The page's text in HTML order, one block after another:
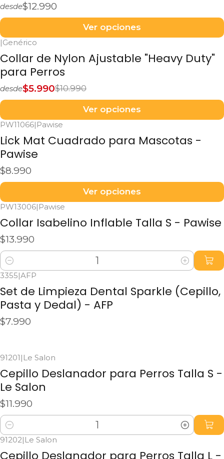
desde$12.990
Ver opciones
-45%
|Genérico
Collar de Nylon Ajustable "Heavy Duty"
para Perros
desde$5.990$10.990
Ver opciones
PW11066| Pawise
Lick Mat Cuadrado para Mascotas -
Pawise
$8.990
Ver opciones
PW13006| Pawise
Collar Isabelino Inflable Talla S - Pawise
$13.990
Cantidad
No disponible
3355|AFP
Set de Limpieza Dental Sparkle (Cepillo,
Pasta y Dedal) - AFP
$7.990
91201 | Le Salon
Cepillo Deslanador para Perros Talla S -
Le Salon
$11.990
Cantidad
91202| Le Salon
Cepillo Deslanador para Perros Talla L -